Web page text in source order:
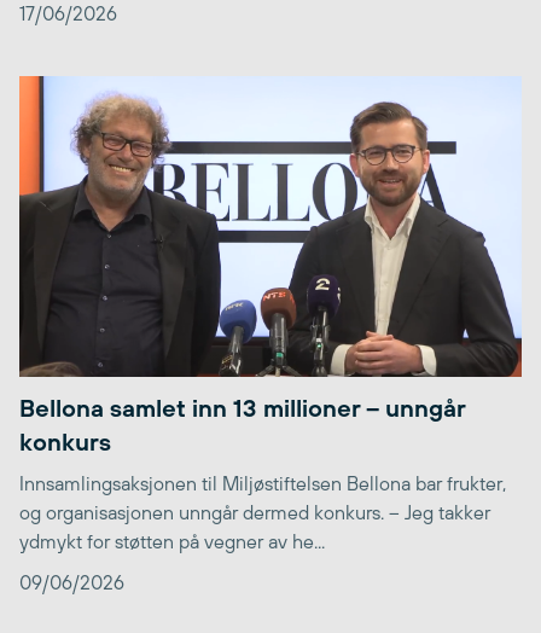
17/06/2026
Bellona samlet inn 13 millioner – unngår
konkurs
Innsamlingsaksjonen til Miljøstiftelsen Bellona bar frukter,
og organisasjonen unngår dermed konkurs. – Jeg takker
ydmykt for støtten på vegner av he...
09/06/2026